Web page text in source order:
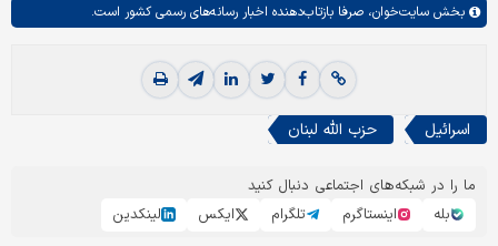
بخش سایت‌خوان، صرفا بازتاب‌دهنده اخبار رسانه‌های رسمی کشور است.
اسرائیل حزب الله لبنان
ما را در شبکه‌های اجتماعی دنبال کنید
بله
اینستاگرم تلگرام ایکس لینکدین